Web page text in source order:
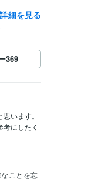
細を見る
369
います。
にしたく
ことを忘